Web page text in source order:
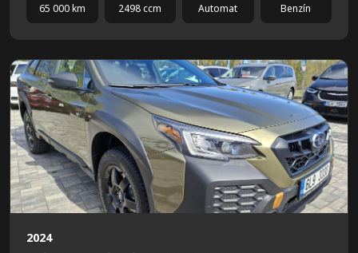
65 000 km 2498 ccm Automat Benzín
2024